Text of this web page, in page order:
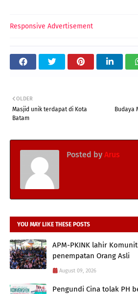
Responsive Advertisement
Budaya
OLDER
Masjid unik terdapat di Kota
Batam
Posted by Arus
YOU MAY LIKE THESE POSTS
APM-PKINK lahir
penempatan Orang Asli
August 09, 2026
Pengundi Cina tolak PH